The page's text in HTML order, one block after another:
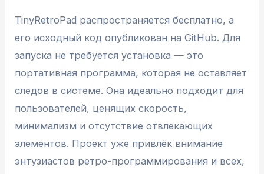
TinyRetroPad распространяется бесплатно, а
его исходный код опубликован на GitHub. Для
запуска не требуется установка — это
портативная программа, которая не оставляет
следов в системе. Она идеально подходит для
пользователей, ценящих скорость,
минимализм и отсутствие отвлекающих
элементов. Проект уже привлёк внимание
энтузиастов ретро-программирования и всех,